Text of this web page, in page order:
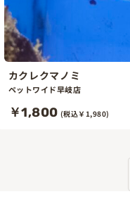
カクレクマノミ
ペットワイド早岐店
￥1,800 (税込￥1,980)